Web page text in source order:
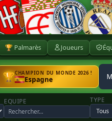
🏆 Palmarès Joueurs
🏆CHAMPION DU MONDE 2026 !
Espagne
EQUIPE TYPE